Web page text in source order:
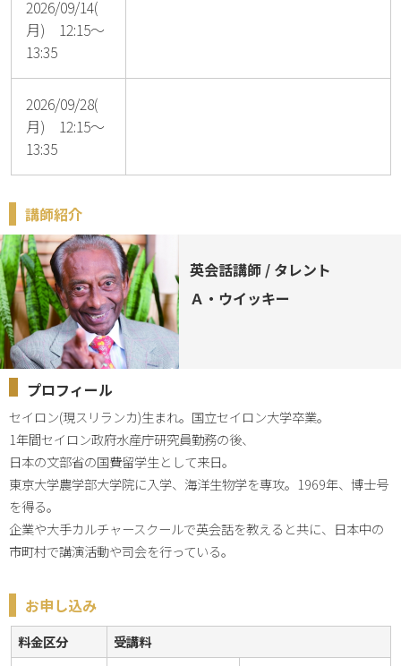
2026/09/14(
月) 12:15～
13:35
2026/09/28(
月) 12:15～
13:35
講師紹介
英会話講師 / タレント
Ａ・ウイッキー
プロフィール
セイロン(現スリランカ)生まれ。国立セイロン大学卒業。
1年間セイロン政府水産庁研究員勤務の後、
日本の文部省の国費留学生として来日。
東京大学農学部大学院に入学、海洋生物学を専攻。1969年、博士号
を得る。
企業や大手カルチャースクールで英会話を教えると共に、日本中の
市町村で講演活動や司会を行っている。
お申し込み
料金区分 受講料